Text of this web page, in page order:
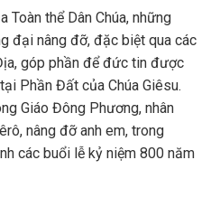
Toàn thể Dân Chúa, những
đại nâng đỡ, đặc biệt qua các
góp phần để đức tin được
Phần Đất của Chúa Giêsu.
Giáo Đông Phương, nhân
nâng đỡ anh em, trong
các buổi lễ kỷ niệm 800 năm